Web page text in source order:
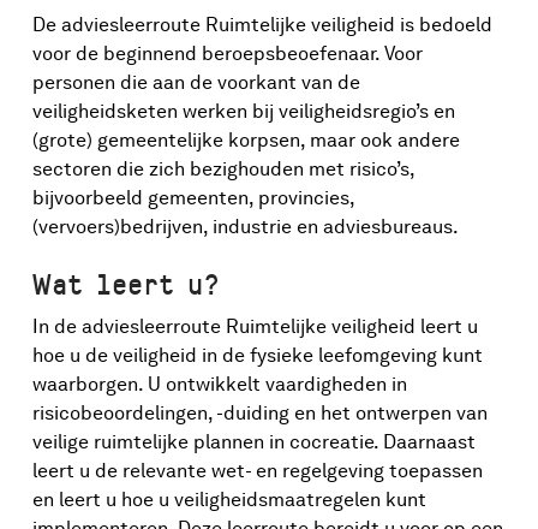
De adviesleerroute Ruimtelijke veiligheid is bedoeld
voor de beginnend beroepsbeoefenaar. Voor
personen die aan de voorkant van de
veiligheidsketen werken bij veiligheidsregio’s en
(grote) gemeentelijke korpsen, maar ook andere
sectoren die zich bezighouden met risico’s,
bijvoorbeeld gemeenten, provincies,
(vervoers)bedrijven, industrie en adviesbureaus.
Wat leert u?
In de adviesleerroute Ruimtelijke veiligheid leert u
hoe u de veiligheid in de fysieke leefomgeving kunt
waarborgen. U ontwikkelt vaardigheden in
risicobeoordelingen, -duiding en het ontwerpen van
veilige ruimtelijke plannen in cocreatie. Daarnaast
leert u de relevante wet- en regelgeving toepassen
en leert u hoe u veiligheidsmaatregelen kunt